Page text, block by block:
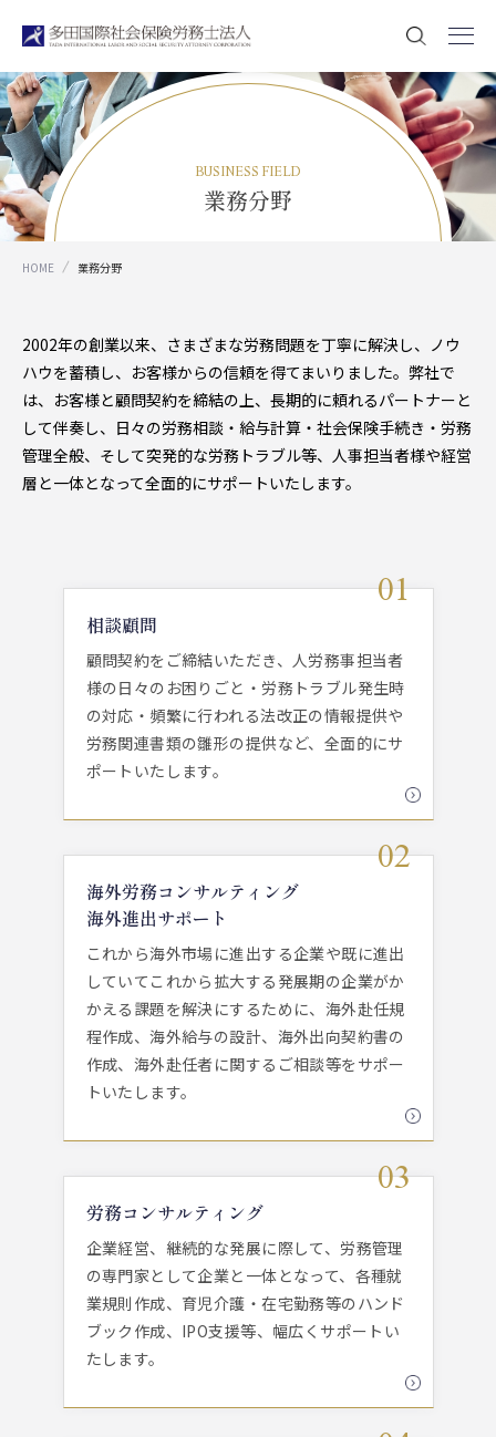
BUSINESS FIELD
業務分野
HOME 業務分野
2002年の創業以来、さまざまな労務問題を丁寧に解決し、ノウ
ハウを蓄積し、お客様からの信頼を得てまいりました。弊社で
は、お客様と顧問契約を締結の上、長期的に頼れるパートナーと
して伴奏し、日々の労務相談・給与計算・社会保険手続き・労務
管理全般、そして突発的な労務トラブル等、人事担当者様や経営
層と一体となって全面的にサポートいたします。
相談顧問
顧問契約をご締結いただき、人労務事担当者
様の日々のお困りごと・労務トラブル発生時
の対応・頻繁に行われる法改正の情報提供や
労務関連書類の雛形の提供など、全面的にサ
ポートいたします。
海外労務コンサルティング
海外進出サポート
これから海外市場に進出する企業や既に進出
していてこれから拡大する発展期の企業がか
かえる課題を解決にするために、海外赴任規
程作成、海外給与の設計、海外出向契約書の
作成、海外赴任者に関するご相談等をサポー
トいたします。
労務コンサルティング
企業経営、継続的な発展に際して、労務管理
の専門家として企業と一体となって、各種就
業規則作成、育児介護・在宅勤務等のハンド
ブック作成、IPO支援等、幅広くサポートい
たします。